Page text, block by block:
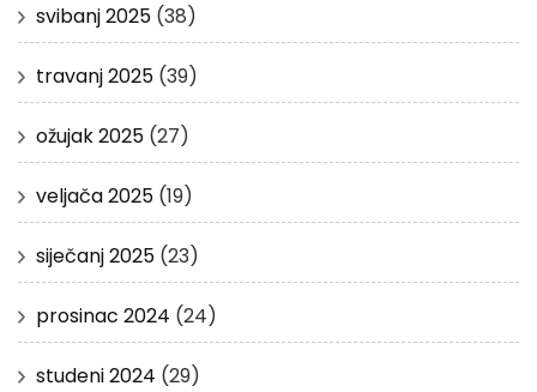
svibanj 2025 (38)
travanj 2025 (39)
ožujak 2025 (27)
veljača 2025 (19)
siječanj 2025 (23)
prosinac 2024 (24)
studeni 2024 (29)